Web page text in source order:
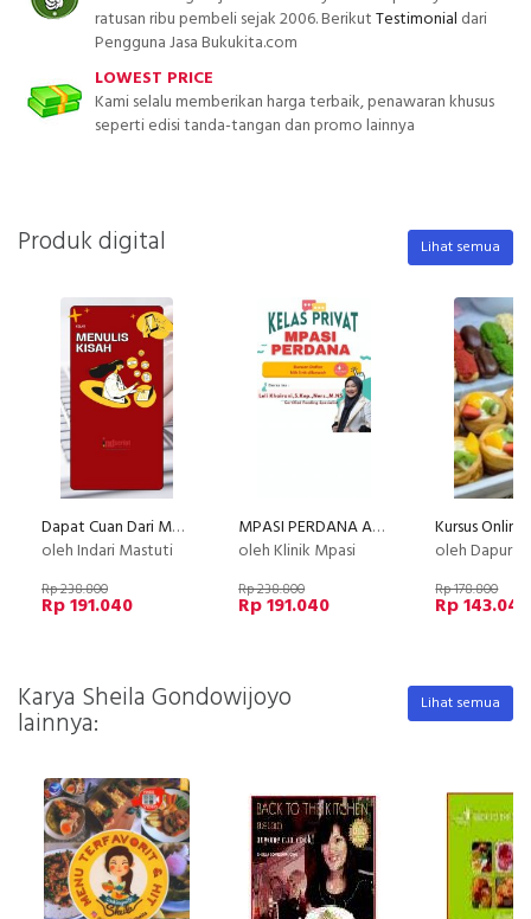
ratusan ribu pembeli sejak 2006. BerikutTestimonial dari
Pengguna Jasa Bukukita.com
LOWEST PRICE
Kami selalu memberikan harga terbaik, penawaran khusus
seperti edisi tanda-tangan dan promo lainnya
Produk digital Lihat semua
Dapat Cuan Dari Menulis Kisah
oleh Indari Mastuti
Rp 238.800
Rp 191.040
MPASI PERDANA ACADEMY (by Klinik MPASI)
oleh Klinik Mpasi
Rp 238.800
Rp 191.040
oleh Dapur
Rp 178.800
Rp 143.040
Karya Sheila Gondowijoyo
lainnya:
Lihat semua